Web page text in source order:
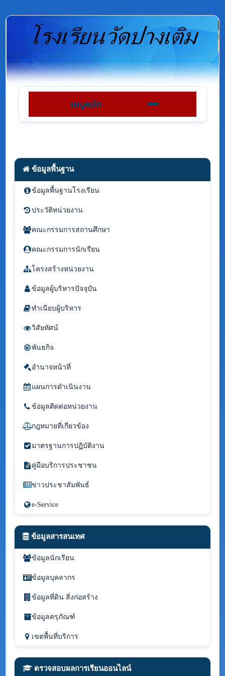
เมนูหลัก
ข้อมูลพื้นฐาน
ข้อมูลพื้นฐานโรงเรียน
ประวัติหน่วยงาน
คณะกรรมการสถานศึกษา
คณะกรรมการนักเรียน
โครงสร้างหน่วยงาน
ข้อมูลผู้บริหารปัจจุบัน
ทำเนียบผู้บริหาร
วิสัยทัศน์
พันธกิจ
อำนาจหน้าที่
แผนการดำเนินงาน
ข้อมูลติดต่อหน่วยงาน
กฎหมายที่เกี่ยวข้อง
มาตรฐานการปฏิบัติงาน
คู่มือบริการประชาชน
ข่าวประชาสัมพันธ์
e-Service
ข้อมูลสารสนเทศ
ข้อมูลนักเรียน
ข้อมูลบุคลากร
ข้อมูลที่ดิน สิ่งก่อสร้าง
ข้อมูลครุภัณฑ์
เขตพื้นที่บริการ
ตรวจสอบผลการเรียนออนไลน์